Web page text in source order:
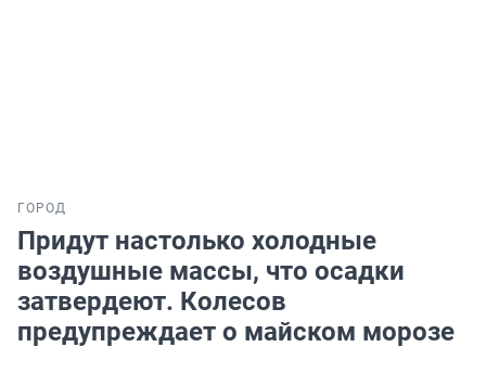
ГОРОД
Придут настолько холодные
воздушные массы, что осадки
затвердеют. Колесов
предупреждает о майском морозе